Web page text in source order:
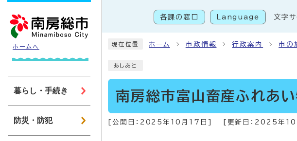
各課の窓口 Language 文字サ
ホームへ
暮らし・手続き
防災・防犯
現在位置 ホーム 市政情報 行政案内 市の
あしあと
南房総市富山畜産ふれあ
[公開日： 2025年10月17日 [更新日： 2025年10